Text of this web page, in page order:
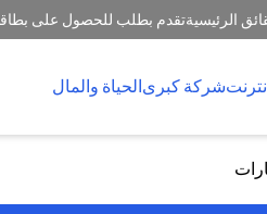
الرئيسيةتقدم بطلب للحصول على
شركة كبرىالحياة والمال